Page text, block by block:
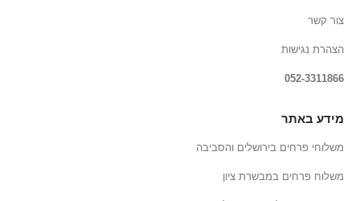
צור קשר
הצהרת נגישות
052-3311866
מידע באתר
משלוחי פרחים בירושלים והסביבה
משלוח פרחים במבשרת ציון